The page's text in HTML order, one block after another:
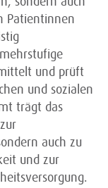
Patientinnen
und prüft
und sozialen
trägt das
auch zu
und zur